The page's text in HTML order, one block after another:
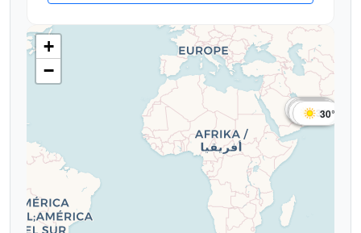
31°
32°
30°
32°
32°
31°
34°30°
30°
+
−